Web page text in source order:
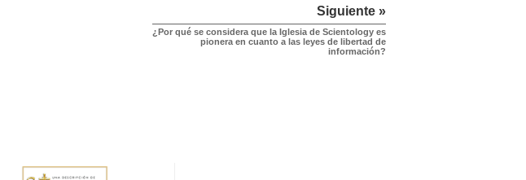
Siguiente »
¿Por qué se considera que la Iglesia de Scientology es
pionera en cuanto a las leyes de libertad de
información?